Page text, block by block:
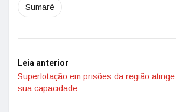
Sumaré
Leia anterior
Superlotação em prisões da região
sua capacidade